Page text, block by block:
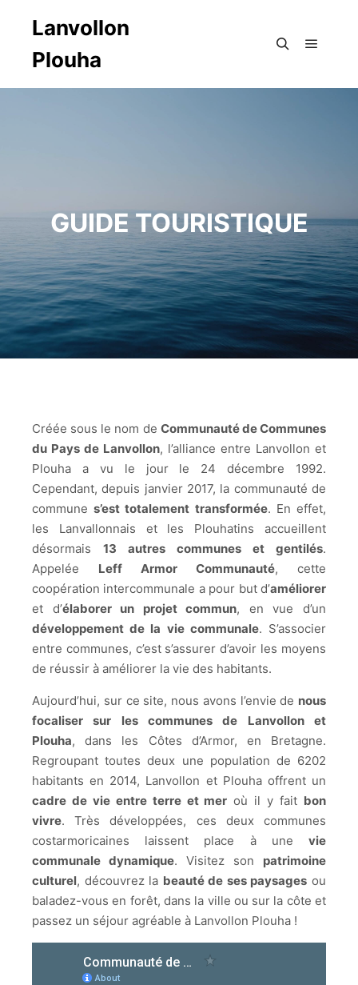
Lanvollon
Plouha
GUIDE TOURISTIQUE
Créée sous le nom de Communauté de Communes
du Pays de Lanvollon, l’alliance entre Lanvollon et
Plouha a vu le jour le 24 décembre 1992.
Cependant, depuis janvier 2017, la communauté de
communes’est totalement transformée. En effet,
les Lanvallonnais et les Plouhatins accueillent
désormais 13 autres communes et gentilés.
Appelée Leff Armor Communauté, cette
coopération intercommunale a pour but d’améliorer
et d’élaborer un projet commun, en vue d’un
développement de la vie communale. S’associer
entre communes, c’est s’assurer d’avoir les moyens
de réussir à améliorer la vie des habitants.
Aujourd’hui, sur ce site, nous avons l’envie de nous
focaliser sur les communes de Lanvollon et
Plouha, dans les Côtes d’Armor, en Bretagne.
Regroupant toutes deux une population de 6202
habitants en 2014, Lanvollon et Plouha offrent un
cadre de vie entre terre et mer où il y fait bon
vivre. Très développées, ces deux communes
costarmoricaines laissent place à une vie
communale dynamique. Visitez son patrimoine
culturel, découvrez la beauté de ses paysages ou
baladez-vous en forêt, dans la ville ou sur la côte et
passez un séjour agréable à Lanvollon Plouha !